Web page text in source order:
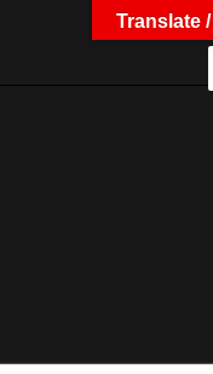
Translate /